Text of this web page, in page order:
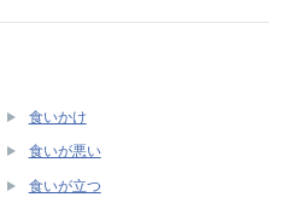
食いかけ
食いが悪い
食いが立つ